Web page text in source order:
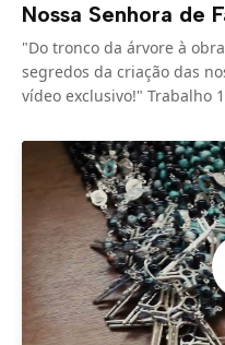
Nossa Senhora de
"Do tronco da árvore à
segredos da criação das
vídeo exclusivo!" Trabalho